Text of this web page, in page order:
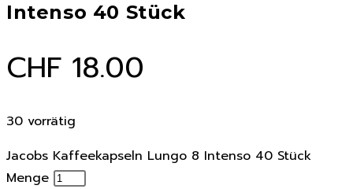
Intenso 40 Stück
CHF 18.00
30 vorrätig
Jacobs Kaffeekapseln Lungo 8 Intenso 40 Stück
Menge